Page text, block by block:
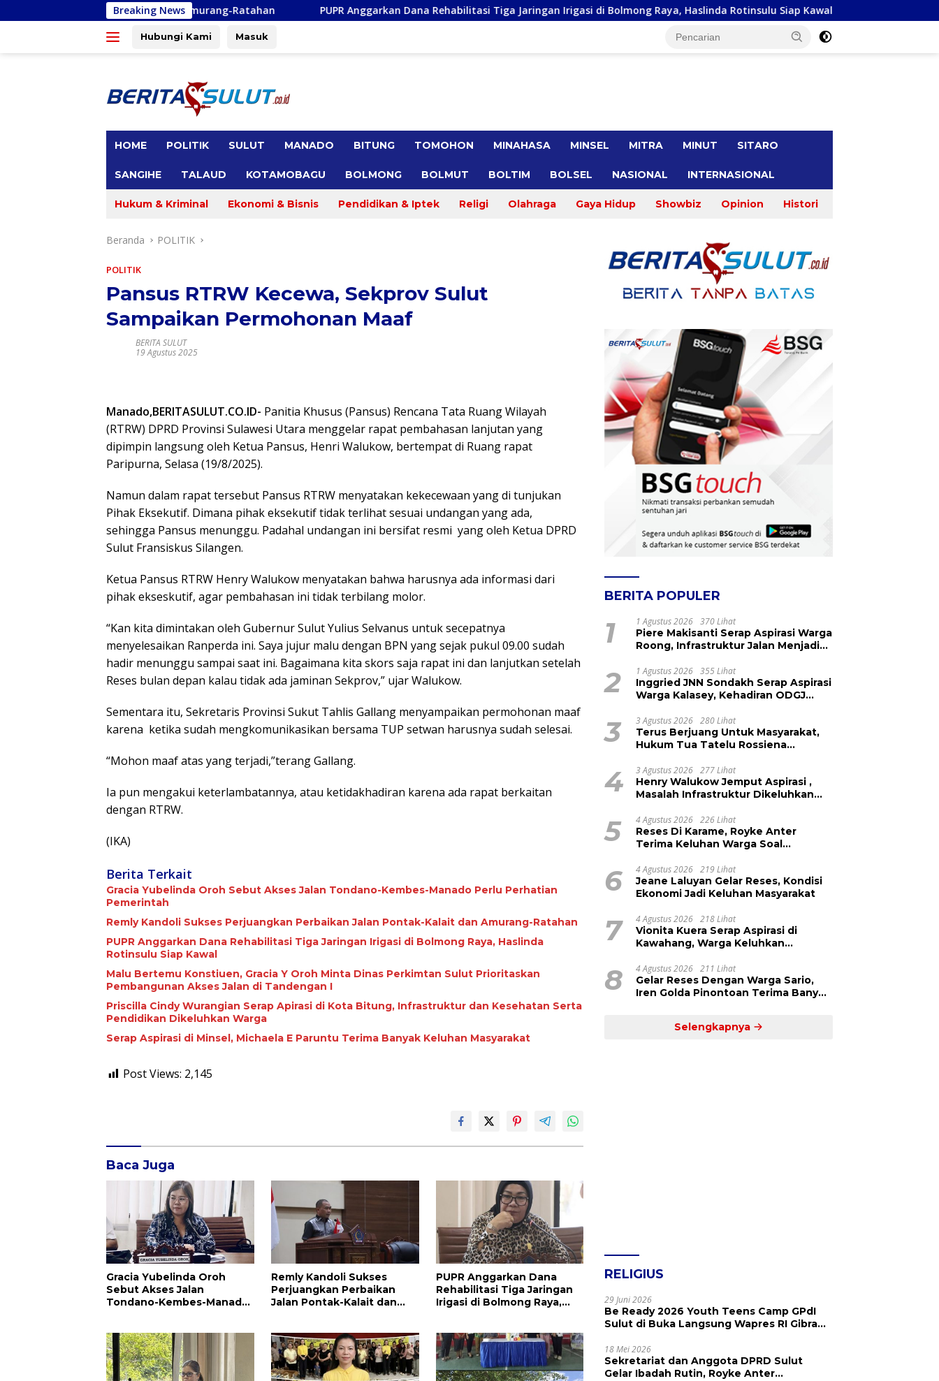
ke
Breaking News
Kalait dan Amurang-Ratahan PUPR Anggarkan Dana Rehabilitasi Tiga Jaringan Irigasi di Bolmong Raya, Haslinda Rotinsulu Siap Kawal Malu Bertemu Konstiuen, Gracia Y
Hubungi Kami Masuk
HOME POLITIK SULUT MANADO BITUNG TOMOHON MINAHASA MINSEL MITRA MINUT SITARO
SANGIHE TALAUD KOTAMOBAGU BOLMONG BOLMUT BOLTIM BOLSEL NASIONAL INTERNASIONAL
Hukum & Kriminal Ekonomi & Bisnis Pendidikan & Iptek Religi Olahraga Gaya Hidup Showbiz Opinion Histori
Beranda POLITIK
POLITIK
Pansus RTRW Kecewa, Sekprov Sulut
Sampaikan Permohonan Maaf
BERITA SULUT
19 Agustus 2025
Manado,BERITASULUT.CO.ID- Panitia Khusus (Pansus) Rencana Tata Ruang Wilayah
(RTRW) DPRD Provinsi Sulawesi Utara menggelar rapat pembahasan lanjutan yang
dipimpin langsung oleh Ketua Pansus, Henri Walukow, bertempat di Ruang rapat
Paripurna, Selasa (19/8/2025).
Namun dalam rapat tersebut Pansus RTRW menyatakan kekecewaan yang di tunjukan
Pihak Eksekutif. Dimana pihak eksekutif tidak terlihat sesuai undangan yang ada,
sehingga Pansus menunggu. Padahal undangan ini bersifat resmi yang oleh Ketua DPRD
Sulut Fransiskus Silangen.
Ketua Pansus RTRW Henry Walukow menyatakan bahwa harusnya ada informasi dari
pihak ekseskutif, agar pembahasan ini tidak terbilang molor.
“Kan kita dimintakan oleh Gubernur Sulut Yulius Selvanus untuk secepatnya
menyelesaikan Ranperda ini. Saya jujur malu dengan BPN yang sejak pukul 09.00 sudah
hadir menunggu sampai saat ini. Bagaimana kita skors saja rapat ini dan lanjutkan setelah
Reses bulan depan kalau tidak ada jaminan Sekprov,” ujar Walukow.
Sementara itu, Sekretaris Provinsi Sukut Tahlis Gallang menyampaikan permohonan maaf
karena ketika sudah mengkomunikasikan bersama TUP setwan harusnya sudah selesai.
“Mohon maaf atas yang terjadi,”terang Gallang.
Ia pun mengakui keterlambatannya, atau ketidakhadiran karena ada rapat berkaitan
dengan RTRW.
(IKA)
Berita Terkait
Gracia Yubelinda Oroh Sebut Akses Jalan Tondano-Kembes-Manado Perlu Perhatian
Pemerintah
Remly Kandoli Sukses Perjuangkan Perbaikan Jalan Pontak-Kalait dan Amurang-Ratahan
PUPR Anggarkan Dana Rehabilitasi Tiga Jaringan Irigasi di Bolmong Raya, Haslinda
Rotinsulu Siap Kawal
Malu Bertemu Konstiuen, Gracia Y Oroh Minta Dinas Perkimtan Sulut Prioritaskan
Pembangunan Akses Jalan di Tandengan I
Priscilla Cindy Wurangian Serap Apirasi di Kota Bitung, Infrastruktur dan Kesehatan Serta
Pendidikan Dikeluhkan Warga
Serap Aspirasi di Minsel, Michaela E Paruntu Terima Banyak Keluhan Masyarakat
Post Views: 2,145
Baca Juga
Gracia Yubelinda Oroh
Sebut Akses Jalan
Tondano-Kembes-Manado
Remly Kandoli Sukses
Perjuangkan Perbaikan
Jalan Pontak-Kalait dan
PUPR Anggarkan Dana
Rehabilitasi Tiga Jaringan
Irigasi di Bolmong Raya,
BERITA POPULER
1 1 Agustus 2026 370 Lihat
Piere Makisanti Serap Aspirasi Warga
Roong, Infrastruktur Jalan Menjadi
2 1 Agustus 2026 355 Lihat
Inggried JNN Sondakh Serap Aspirasi
Warga Kalasey, Kehadiran ODGJ
3 3 Agustus 2026 280 Lihat
Terus Berjuang Untuk Masyarakat,
Hukum Tua Tatelu Rossiena
Kinerja Anggota DPRD Henry
Walukow
4 3 Agustus 2026 277 Lihat
Henry Walukow Jemput Aspirasi ,
Masalah Infrastruktur Dikeluhkan
5 4 Agustus 2026 226 Lihat
Reses Di Karame, Royke Anter
Terima Keluhan Warga Soal
6 4 Agustus 2026 219 Lihat
Jeane Laluyan Gelar Reses, Kondisi
Ekonomi Jadi Keluhan Masyarakat
7 4 Agustus 2026 218 Lihat
Vionita Kuera Serap Aspirasi di
Kawahang, Warga Keluhkan
8 4 Agustus 2026 211 Lihat
Gelar Reses Dengan Warga Sario,
Iren Golda Pinontoan Terima Banyak
Selengkapnya
RELIGIUS
29 Juni 2026
Be Ready 2026 Youth Teens Camp GPdI
Sulut di Buka Langsung Wapres RI Gibran
Apresiasi Tinggi
18 Mei 2026
Sekretariat dan Anggota DPRD Sulut
Gelar Ibadah Rutin, Royke Anter